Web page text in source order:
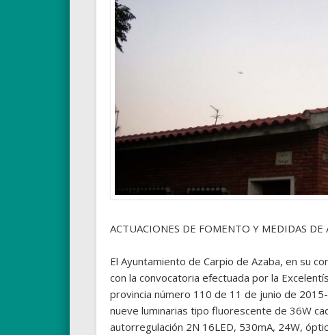
ACTUACIONES DE FOMENTO Y MEDIDAS
El Ayuntamiento de Carpio de Azaba, en su
con la convocatoria efectuada por la
provincia número 110 de 11 de junio de
nueve luminarias tipo fluorescente de 36W
autorregulación 2N 16LED, 530mA, 24W,